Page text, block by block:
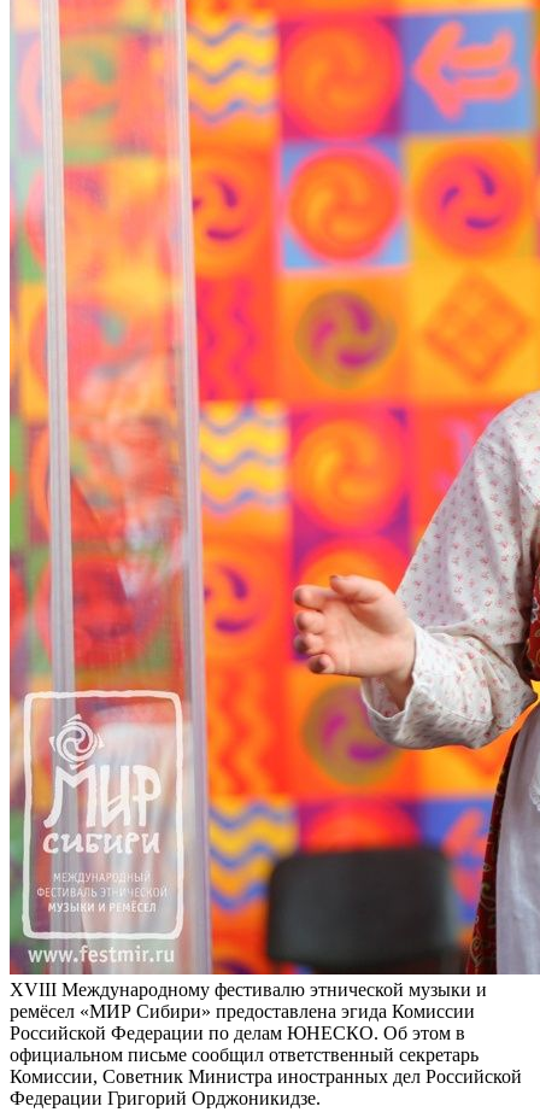
XVIII Международному фестивалю этнической музыки и
ремёсел «МИР Сибири» предоставлена эгида Комиссии
Российской Федерации по делам ЮНЕСКО. Об этом в
официальном письме сообщил ответственный секретарь
Комиссии, Советник Министра иностранных дел Российской
Федерации Григорий Орджоникидзе.